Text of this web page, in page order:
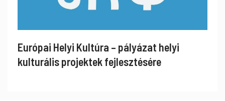
Európai Helyi Kultúra – pályázat helyi
kulturális projektek fejlesztésére